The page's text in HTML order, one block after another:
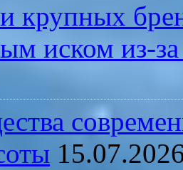
крупных
иском из-